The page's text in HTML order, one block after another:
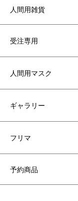
人間用雑貨
受注専用
人間用マスク
ギャラリー
フリマ
予約商品